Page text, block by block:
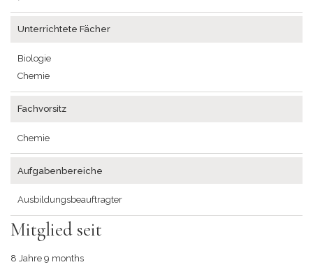
Unterrichtete Fächer
Biologie
Chemie
Fachvorsitz
Chemie
Aufgabenbereiche
Ausbildungsbeauftragter
Mitglied seit
8 Jahre 9 months